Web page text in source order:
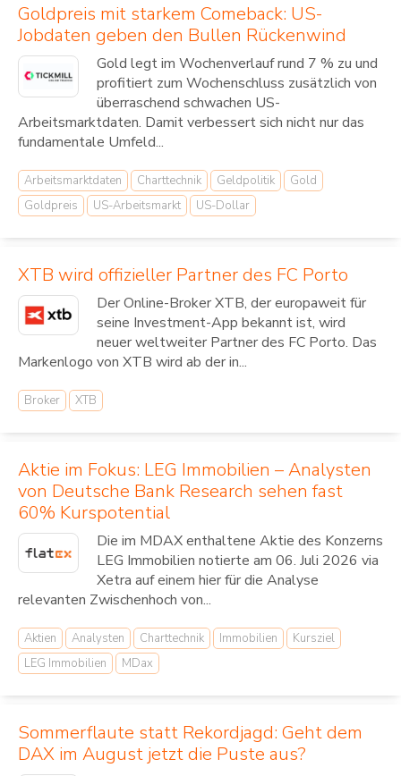
Goldpreis mit starkem Comeback: US-
Jobdaten geben den Bullen Rückenwind
Gold legt im Wochenverlauf rund 7 % zu und
profitiert zum Wochenschluss zusätzlich von
überraschend schwachen US-
Arbeitsmarktdaten. Damit verbessert sich nicht nur das
fundamentale Umfeld...
Arbeitsmarktdaten Charttechnik Geldpolitik
Gold
Goldpreis
US-Arbeitsmarkt US-Dollar
XTB wird offizieller Partner des FC Porto
Der Online-Broker XTB, der europaweit für
seine Investment-App bekannt ist, wird
neuer weltweiter Partner des FC Porto. Das
Markenlogo von XTB wird ab der in...
Broker XTB
Aktie im Fokus: LEG Immobilien – Analysten
von Deutsche Bank Research sehen fast
60% Kurspotential
Die im MDAX enthaltene Aktie des Konzerns
LEG Immobilien notierte am 06. Juli 2026 via
Xetra auf einem hier für die Analyse
relevanten Zwischenhoch von...
Aktien Analysten Charttechnik Immobilien
Kursziel
LEG Immobilien
MDax
Sommerflaute statt Rekordjagd: Geht dem
DAX im August jetzt die Puste aus?